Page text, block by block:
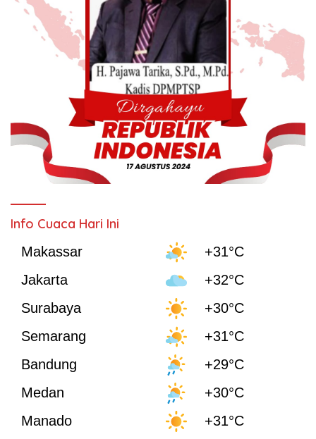
Info Cuaca Hari Ini
Makassar
+31°C
Jakarta
+32°C
Surabaya
+30°C
Semarang
+31°C
Bandung
+29°C
Medan
+30°C
Manado
+31°C